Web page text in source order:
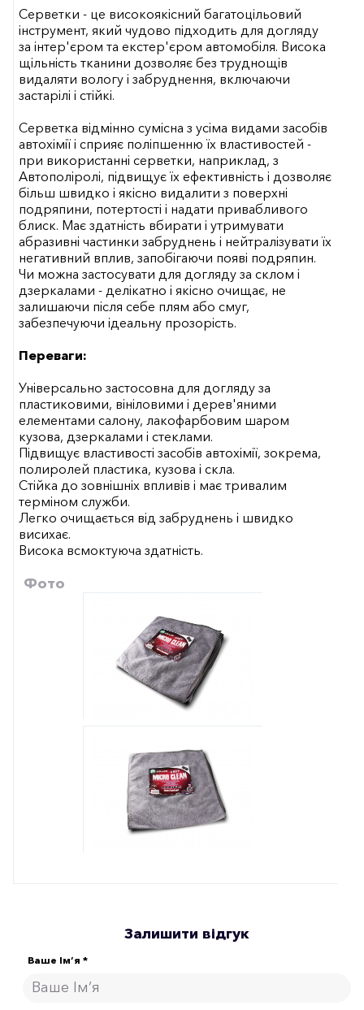
Серветки - це високоякісний багатоцільовий
інструмент, який чудово підходить для догляду
за інтер'єром та екстер'єром автомобіля. Висока
щільність тканини дозволяє без труднощів
видаляти вологу і забруднення, включаючи
застарілі і стійкі.
Серветка відмінно сумісна з усіма видами засобів
автохімії і сприяє поліпшенню їх властивостей -
при використанні серветки, наприклад, з
Автополіролі, підвищує їх ефективність і дозволяє
більш швидко і якісно видалити з поверхні
подряпини, потертості і надати привабливого
блиск. Має здатність вбирати і утримувати
абразивні частинки забруднень і нейтралізувати їх
негативний вплив, запобігаючи появі подряпин.
Чи можна застосувати для догляду за склом і
дзеркалами - делікатно і якісно очищає, не
залишаючи після себе плям або смуг,
забезпечуючи ідеальну прозорість.
Переваги:
Універсально застосовна для догляду за
пластиковими, вініловими і дерев'яними
елементами салону, лакофарбовим шаром
кузова, дзеркалами і стеклами.
Підвищує властивості засобів автохімії, зокрема,
полиролей пластика, кузова і скла.
Стійка до зовнішніх впливів і має тривалим
терміном служби.
Легко очищається від забруднень і швидко
висихає.
Висока всмоктуюча здатність.
Фото
Залишити відгук
Ваше Ім’я *